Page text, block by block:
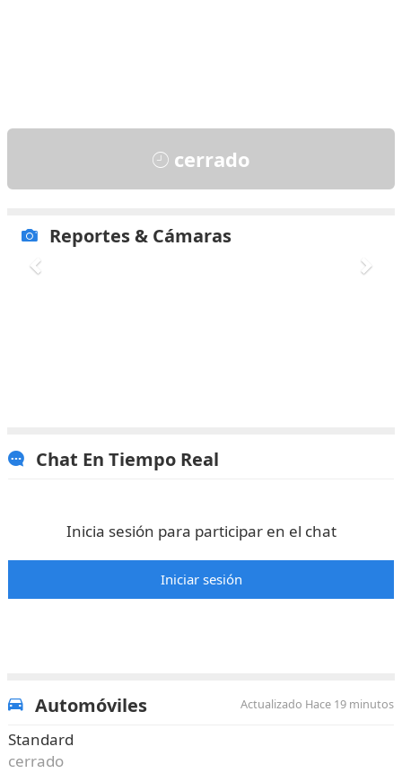
cerrado
Reportes & Cámaras
Chat En Tiempo Real
Inicia sesión para participar en el chat
Iniciar sesión
Automóviles Actualizado Hace 19 minutos
Standard
cerrado